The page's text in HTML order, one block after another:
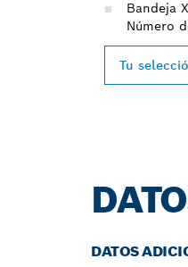
Bandeja
Número
Tu
DATOS